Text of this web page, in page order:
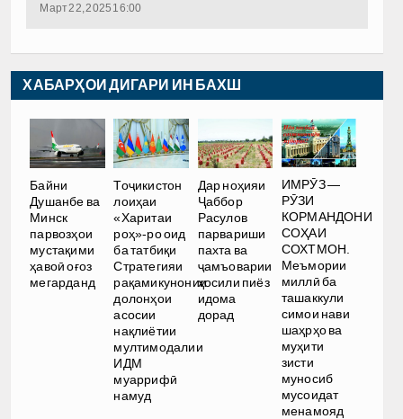
Март 22, 2025 16:00
ХАБАРҲОИ ДИГАРИ ИН БАХШ
Байни
Душанбе ва
Минск
парвозҳои
мустақими
ҳавоӣ оғоз
мегарданд
Тоҷикистон
лоиҳаи
«Харитаи
роҳ»-ро оид
ба татбиқи
Стратегияи
рақамикунонии
долонҳои
асосии
нақлиётии
мултимодалии
ИДМ
муаррифӣ
намуд
Дар ноҳияи
Ҷаббор
Расулов
парвариши
пахта ва
ҷамъоварии
ҳосили пиёз
идома
дорад
ИМРӮЗ —
РӮЗИ
КОРМАНДОНИ
СОҲАИ
СОХТМОН.
Меъмории
миллӣ ба
ташаккули
симои нави
шаҳрҳо ва
муҳити
зисти
муносиб
мусоидат
менамояд